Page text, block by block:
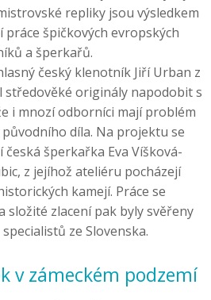
repliky jsou výsledkem
špičkových evropských
a šperkařů.
český klenotník Jiří Urban z
středověké originály napodobit s
i mnozí odborníci mají problém
díla. Na projektu se
šperkařka Eva Víšková-
z jejíhož ateliéru pocházejí
kamejí. Práce se
složité zlacení pak byly svěřeny
ze Slovenska.
v zámeckém podzemí